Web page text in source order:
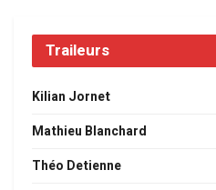
Traileurs
Kilian Jornet
Mathieu Blanchard
Théo Detienne